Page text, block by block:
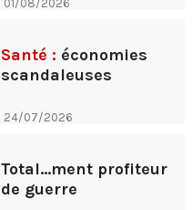
01/08/2026
Santé : économies
scandaleuses
24/07/2026
Total...ment profiteur
de guerre